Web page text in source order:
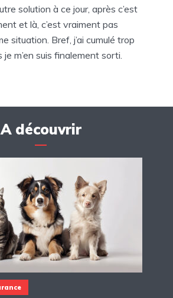
solution à ce jour, après c’est
et là, c’est vraiment pas
situation. Bref, j’ai cumulé trop
m’en suis finalement sorti.
A découvrir